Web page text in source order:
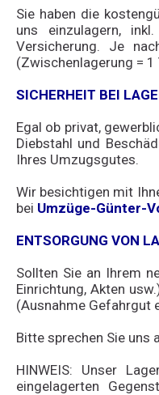
Sie haben die
uns einzulagern,
Versicherung. Je
(Zwischenlagerung = 1
SICHERHEIT BEI
Egal ob privat,
Diebstahl und
Ihres Umzugsgutes.
Wir besichtigen mit
bei Umzüge-Günter-
ENTSORGUNG VON
Sollten Sie an Ihrem
Einrichtung, Akten
(Ausnahme Gefahrgut
Bitte sprechen Sie uns
HINWEIS: Unser
eingelagerten